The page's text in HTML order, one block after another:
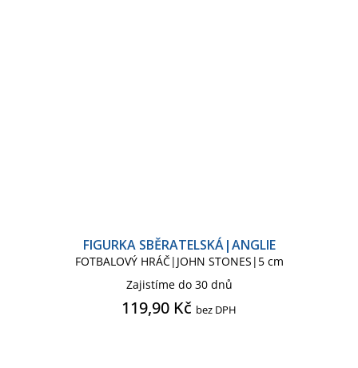
FIGURKA SBĚRATELSKÁ|ANGLIE
FOTBALOVÝ HRÁČ|JOHN STONES|5 cm
Zajistíme do 30 dnů
119,90 Kč bez DPH